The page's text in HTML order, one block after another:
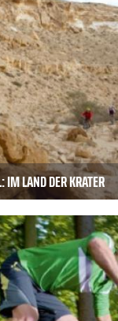
LAND DER KRATER